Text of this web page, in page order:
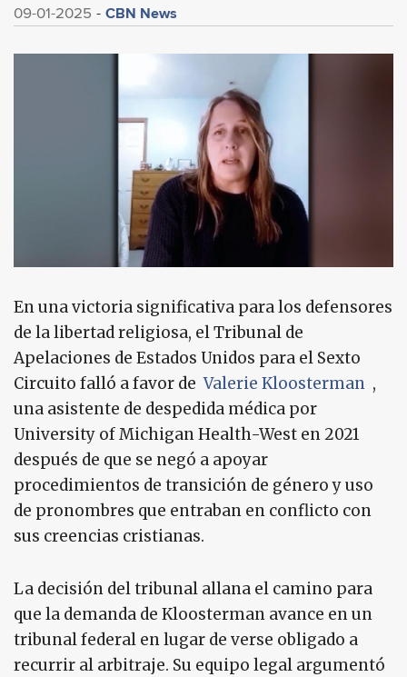
09-01-2025 CBN News
En una victoria significativa para los defensores
de la libertad religiosa, el Tribunal de
Apelaciones de Estados Unidos para el Sexto
Circuito falló a favor deValerie Kloosterman ,
una asistente de despedida médica por
University of Michigan Health-West en 2021
después de que se negó a apoyar
procedimientos de transición de género y uso
de pronombres que entraban en conflicto con
sus creencias cristianas.
La decisión del tribunal allana el camino para
que la demanda de Kloosterman avance en un
tribunal federal en lugar de verse obligado a
recurrir al arbitraje. Su equipo legal argumentó